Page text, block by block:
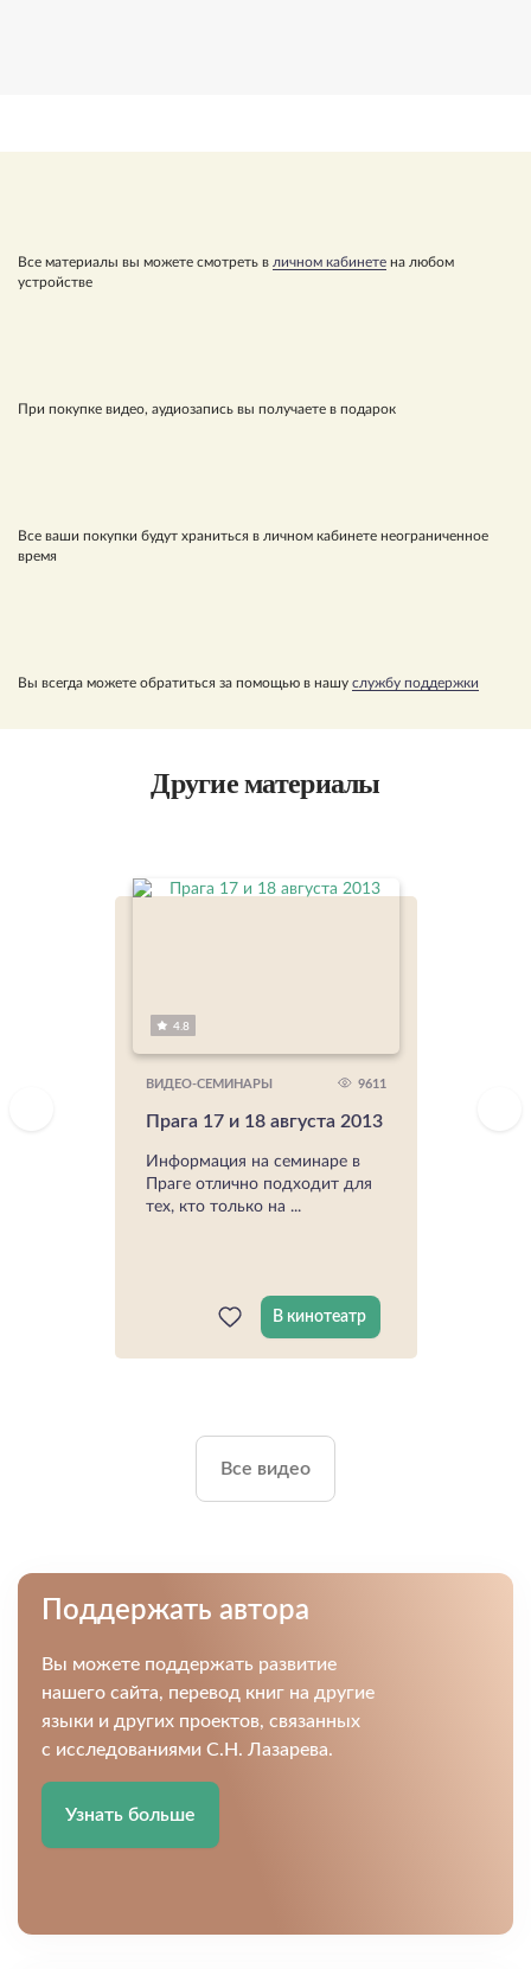
Все материалы вы можете смотреть в личном кабинете на любом
устройстве
При покупке видео, аудиозапись вы получаете в подарок
Все ваши покупки будут храниться в личном кабинете неограниченное
время
Вы всегда можете обратиться за помощью в нашу службу поддержки
Другие материалы
4.8
ВИДЕО-СЕМИНАРЫ 9611
Прага 17 и 18 августа 2013
Информация на семинаре в
Праге отлично подходит для
тех, кто только на ...
В кинотеатр
Все видео
Поддержать автора
Вы можете поддержать развитие
нашего сайта, перевод книг на другие
языки и других проектов, связанных
с исследованиями С.Н. Лазарева.
Узнать больше